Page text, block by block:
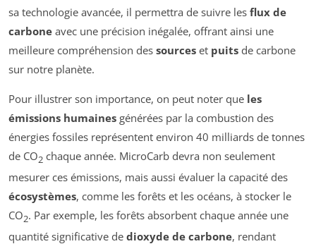
sa technologie avancée, il permettra de suivre les flux de
carbone avec une précision inégalée, offrant ainsi une
meilleure compréhension des sources et puits de carbone
sur notre planète.
Pour illustrer son importance, on peut noter que les
émissions humaines générées par la combustion des
énergies fossiles représentent environ 40 milliards de tonnes
de CO2 chaque année. MicroCarb devra non seulement
mesurer ces émissions, mais aussi évaluer la capacité des
écosystèmes, comme les forêts et les océans, à stocker le
CO2. Par exemple, les forêts absorbent chaque année une
quantité significative de dioxyde de carbone, rendant